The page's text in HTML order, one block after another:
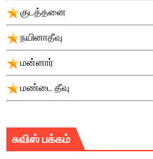
குடத்தனை
நயினாதீவு
மன்னார்
மண்டை தீவு
சுவிஸ் பக்கம்